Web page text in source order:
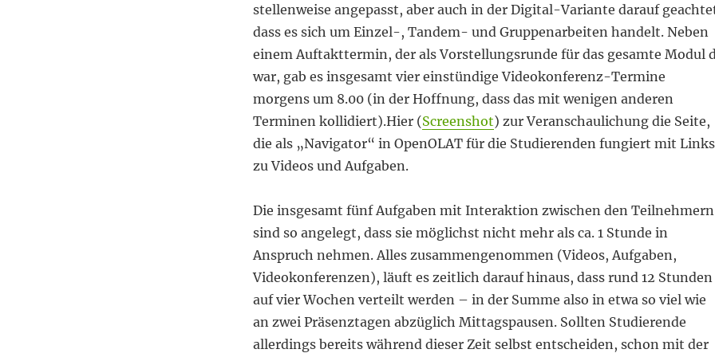
stellenweise angepasst, aber auch in der Digital-Variante darauf
dass es sich um Einzel-, Tandem- und Gruppenarbeiten handelt. Neben
einem Auftakttermin, der als Vorstellungsrunde für das gesamte Modul
war, gab es insgesamt vier einstündige Videokonferenz-Termine
morgens um 8.00 (in der Hoffnung, dass das mit wenigen anderen
Terminen kollidiert).Hier (Screenshot) zur Veranschaulichung die Seite,
die als „Navigator“ in OpenOLAT für die Studierenden fungiert mit Links
zu Videos und Aufgaben.
Die insgesamt fünf Aufgaben mit Interaktion zwischen den Teilnehmern
sind so angelegt, dass sie möglichst nicht mehr als ca. 1 Stunde in
Anspruch nehmen. Alles zusammengenommen (Videos, Aufgaben,
Videokonferenzen), läuft es zeitlich darauf hinaus, dass rund 12 Stunden
auf vier Wochen verteilt werden – in der Summe also in etwa so viel wie
an zwei Präsenztagen abzüglich Mittagspausen. Sollten Studierende
allerdings bereits während dieser Zeit selbst entscheiden, schon mit der